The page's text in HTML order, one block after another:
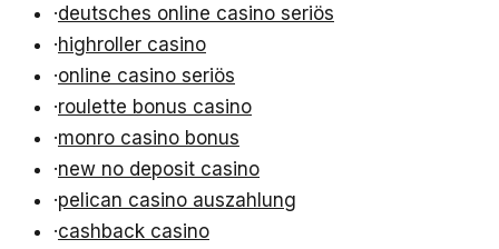
·deutsches online casino seriös
·highroller casino
·online casino seriös
·roulette bonus casino
·monro casino bonus
·new no deposit casino
·pelican casino auszahlung
·cashback casino